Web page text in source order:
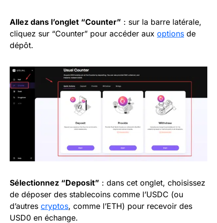
Allez dans l’onglet “Counter” : sur la barre latérale,
cliquez sur “Counter” pour accéder aux options de
dépôt.
Sélectionnez “Deposit” : dans cet onglet, choisissez
de déposer des stablecoins comme l’USDC (ou
d’autres cryptos, comme l’ETH) pour recevoir des
USD0 en échange.